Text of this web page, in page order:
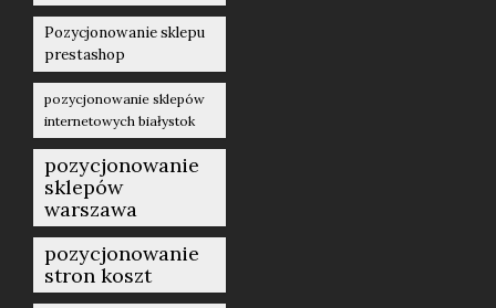
Pozycjonowanie sklepu
prestashop
pozycjonowanie sklepów
internetowych białystok
pozycjonowanie
sklepów
warszawa
pozycjonowanie
stron koszt